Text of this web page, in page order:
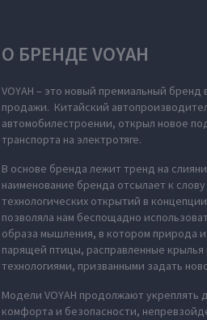
О БРЕНДЕ VOYAH
VOYAH – это новый премиальный
продажи. Китайский
автомобилестроении, открыл новое
транспорта на электротяге.
В основе бренда лежит тренд на
наименование бренда отсылает к
технологических открытий в
позволяла нам беспощадно
образа мышления, в котором природа
парящей птицы, расправленные
технологиями, призванными задать
Модели VOYAH продолжают
комфорта и безопасности,